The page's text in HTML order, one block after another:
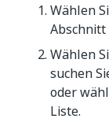
Wählen
Abschnitt
Wählen
suchen
oder
Liste.